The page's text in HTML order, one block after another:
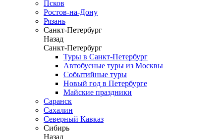
Псков
Ростов-на-Дону
Рязань
Санкт-Петербург
Назад
Санкт-Петербург
Туры в Санкт-Петербург
Автобусные туры из Москвы
Событийные туры
Новый год в Петербурге
Майские праздники
Саранск
Сахалин
Северный Кавказ
Сибирь
Назад